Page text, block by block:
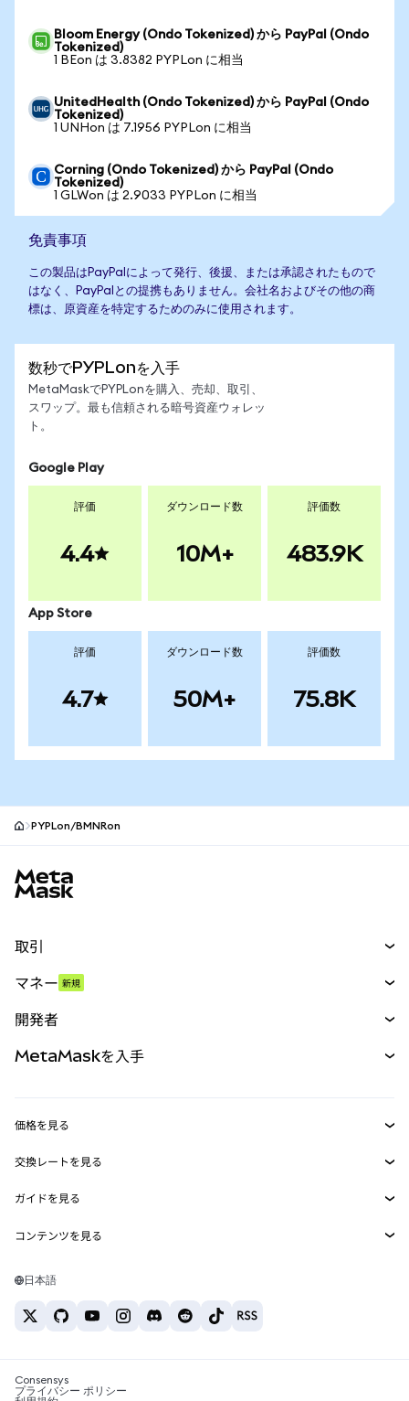
Bloom Energy (Ondo Tokenized) から PayPal (Ondo
Tokenized)
1 BEon は 3.8382 PYPLon に相当
UnitedHealth (Ondo Tokenized) から PayPal (Ondo
Tokenized)
1 UNHon は 7.1956 PYPLon に相当
Corning (Ondo Tokenized) から PayPal (Ondo
Tokenized)
1 GLWon は 2.9033 PYPLon に相当
免責事項
この製品はPayPalによって発行、後援、または承認されたもので
はなく、PayPalとの提携もありません。会社名およびその他の商
標は、原資産を特定するためのみに使用されます。
数秒でPYPLonを入手
MetaMaskでPYPLonを購入、売却、取引、
スワップ。最も信頼される暗号資産ウォレッ
ト。
Google Play
評価
4.4
ダウンロード数
10M+
評価数
483.9K
App Store
評価
4.7
ダウンロード数
50M+
評価数
75.8K
PYPLon/BMNRon
取引
パーペチュアル
RWA
マネー 新規
開発者
MetaMask Connect
Snaps
Web3サービス
MetaMaskを入手
セキュリティ
サポート
キャリア
お問い合わせ
価格を見る
イーサリアムの価格
Solanaの価格
Tetherの価格
交換レートを見る
ETH→USD
USDT→INR
BTC→INR
ETH→USDT
ガイドを見る
ETHの購入
USDTの購入
SHIBの購入
コンテンツを見る
Solanaウォレット
税制関連ニュース
日本語
Consensys
プライバシー ポリシー